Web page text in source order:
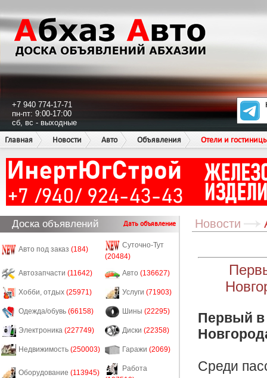
+7 940 774-17-71
пн-пт: 9:00-17:00
сб, вс - выходные
Главная
Новости Авто Объявления Отели и
Доска объявлений Дать объявление
Авто под заказ (184)
Суточно-Тут
(20484)
Автозапчасти (11642) Авто (136627)
Хобби, отдых (25971) Услуги (71903)
Одежда/обувь (66158) Шины (22295)
Электроника (227749) Диски (22358)
Недвижимость (250003) Гаражи (2069)
Оборудование (113945)
Работа
Новости
Первый в
Среди